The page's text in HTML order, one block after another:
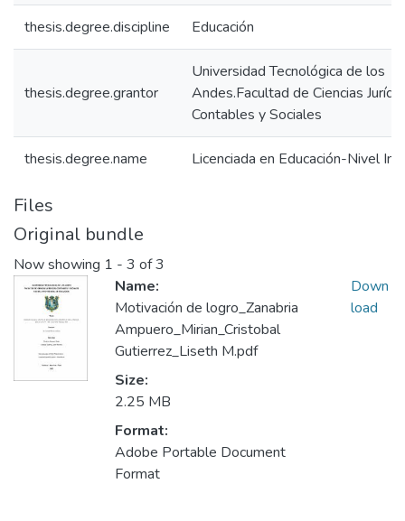
thesis.degree.discipline Educación
thesis.degree.grantor
Universidad Tecnológica de los
Andes.Facultad de Ciencias
Contables y Sociales
thesis.degree.name Licenciada en Educación-Nivel
Files
Original bundle
Now showing 1 - 3 of 3
Name:
Motivación de logro_Zanabria
Ampuero_Mirian_Cristobal
Gutierrez_Liseth M.pdf
Size:
2.25 MB
Format:
Adobe Portable Document
Format
Down
load